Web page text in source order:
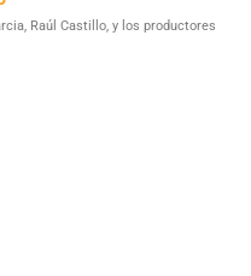
Raúl Castillo, y los productores